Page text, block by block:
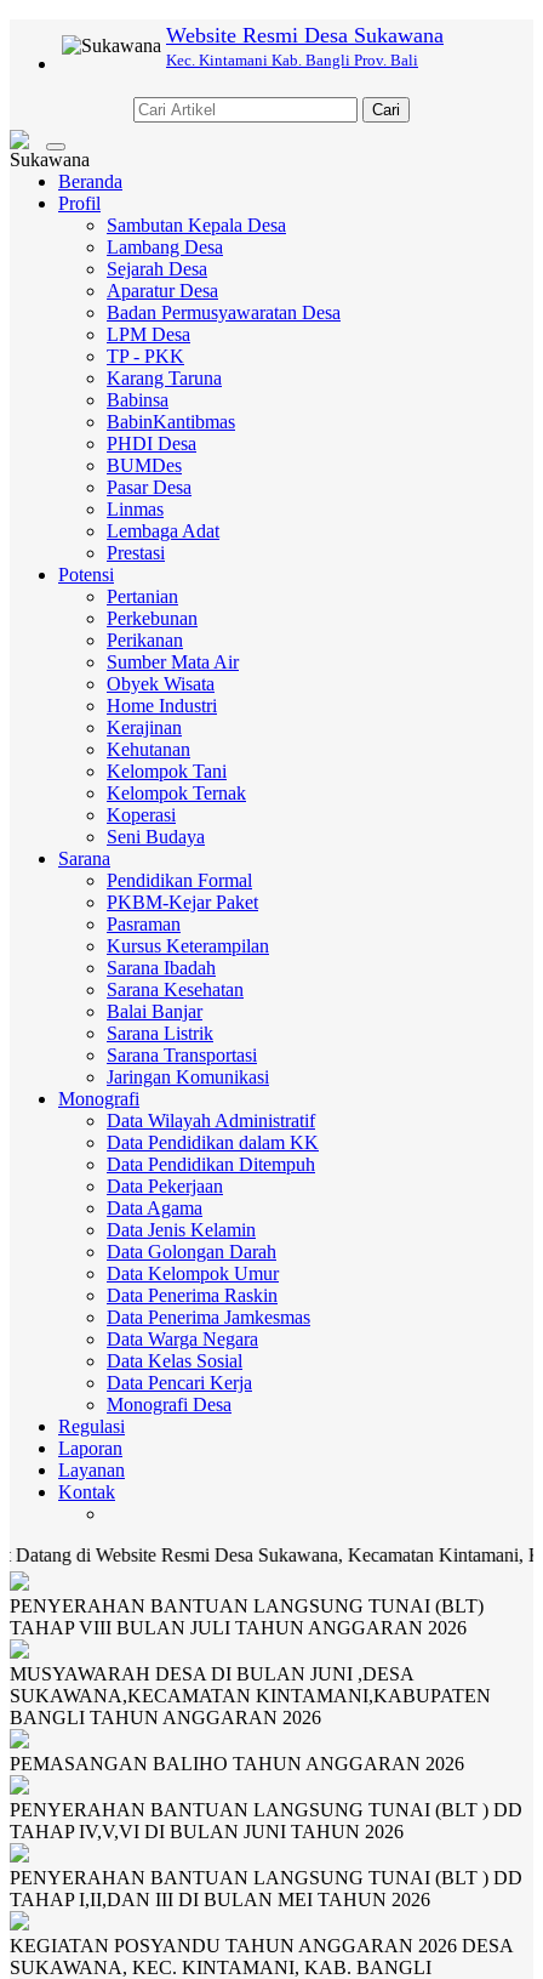
Website Resmi Desa Sukawana
Kec. Kintamani Kab. Bangli Prov. Bali
Cari
Toggle
navigation
Beranda
Profil
Sambutan Kepala Desa
Lambang Desa
Sejarah Desa
Aparatur Desa
Badan Permusyawaratan Desa
LPM Desa
TP - PKK
Karang Taruna
Babinsa
BabinKantibmas
PHDI Desa
BUMDes
Pasar Desa
Linmas
Lembaga Adat
Prestasi
Potensi
Pertanian
Perkebunan
Perikanan
Sumber Mata Air
Obyek Wisata
Home Industri
Kerajinan
Kehutanan
Kelompok Tani
Kelompok Ternak
Koperasi
Seni Budaya
Sarana
Pendidikan Formal
PKBM-Kejar Paket
Pasraman
Kursus Keterampilan
Sarana Ibadah
Sarana Kesehatan
Balai Banjar
Sarana Listrik
Sarana Transportasi
Jaringan Komunikasi
Monografi
Data Wilayah Administratif
Data Pendidikan dalam KK
Data Pendidikan Ditempuh
Data Pekerjaan
Data Agama
Data Jenis Kelamin
Data Golongan Darah
Data Kelompok Umur
Data Penerima Raskin
Data Penerima Jamkesmas
Data Warga Negara
Data Kelas Sosial
Data Pencari Kerja
Monografi Desa
Regulasi
Laporan
Layanan
Kontak
Resmi Desa Sukawana, Kecamatan Kintamani, Kabupaten
PENYERAHAN BANTUAN LANGSUNG TUNAI (BLT)
TAHAP VIII BULAN JULI TAHUN ANGGARAN 2026
MUSYAWARAH DESA DI BULAN JUNI ,DESA
SUKAWANA,KECAMATAN KINTAMANI,KABUPATEN
BANGLI TAHUN ANGGARAN 2026
PEMASANGAN BALIHO TAHUN ANGGARAN 2026
PENYERAHAN BANTUAN LANGSUNG TUNAI (BLT ) DD
TAHAP IV,V,VI DI BULAN JUNI TAHUN 2026
PENYERAHAN BANTUAN LANGSUNG TUNAI (BLT ) DD
TAHAP I,II,DAN III DI BULAN MEI TAHUN 2026
KEGIATAN POSYANDU TAHUN ANGGARAN 2026 DESA
SUKAWANA, KEC. KINTAMANI, KAB. BANGLI